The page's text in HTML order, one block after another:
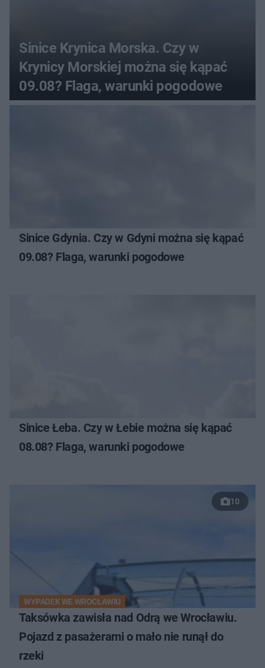
Sinice Krynica Morska. Czy w
Krynicy Morskiej można się kąpać
09.08? Flaga, warunki pogodowe
Sinice Gdynia. Czy w Gdyni można się kąpać
09.08? Flaga, warunki pogodowe
Sinice Łeba. Czy w Łebie można się kąpać
08.08? Flaga, warunki pogodowe
10
WYPADEK WE WROCŁAWIU
Taksówka zawisła nad Odrą we Wrocławiu.
Pojazd z pasażerami o mało nie runął do
rzeki